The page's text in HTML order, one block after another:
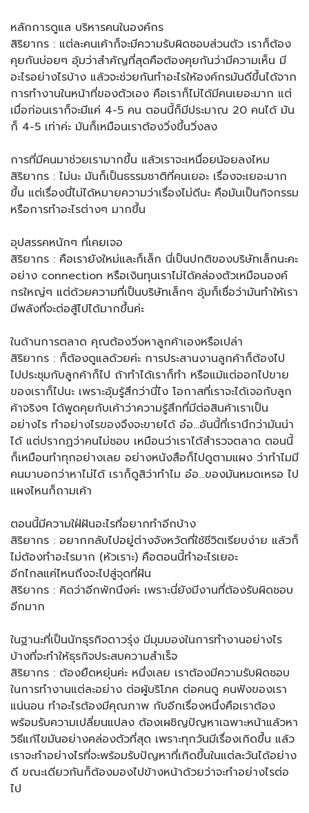
หลักการดูแล บริหารคนในองค์กร
สิริยากร : แต่ละคนเค้าก็จะมีความรับผิดชอบส่วนตัว เราก็ต้อง
คุยกันบ่อยๆ อุ้มว่าสำคัญที่สุดคือต้องคุยกันว่ามีความเห็น มี
อะไรอย่างไรบ้าง แล้วจะช่วยกันทำอะไรให้องค์กรมันดีขึ้นได้จาก
การทำงานในหน้าที่ของตัวเอง คือเราก็ไม่ได้มีคนเยอะมาก แต่
เมื่อก่อนเราก็จะมีแค่ 4-5 คน ตอนนี้ก็มีประมาณ 20 คนได้ มัน
ก็ 4-5 เท่าค่ะ มันก็เหมือนเราต้องวิ่งขึ้นวิ่งลง
การที่มีคนมาช่วยเรามากขึ้น แล้วเราจะเหนื่อยน้อยลงไหม
สิริยากร : ไม่นะ มันก็เป็นธรรมชาติที่คนเยอะ เรื่องจะเยอะมาก
ขึ้น แต่เรื่องนี่ไม่ได้หมายความว่าเรื่องไม่ดีนะ คือมันเป็นกิจกรรม
หรือการทำอะไรต่างๆ มากขึ้น
อุปสรรคหนักๆ ที่เคยเจอ
สิริยากร : คือเรายังใหม่และก็เล็ก นี่เป็นปกติของบริษัทเล็กนะคะ
อย่าง connection หรือเงินทุนเราไม่ได้คล่องตัวเหมือนองค์
กรใหญ่ๆ แต่ด้วยความที่เป็นบริษัทเล็กๆ อุ้มก็เชื่อว่ามันทำให้เรา
มีพลังที่จะต่อสู้ไปได้มากขึ้นค่ะ
ในด้านการตลาด คุณต้องวิ่งหาลูกค้าเองหรือเปล่า
สิริยากร : ก็ต้องดูแลด้วยค่ะ การประสานงานลูกค้าก็ต้องไป
ไปประชุมกับลูกค้าก็ไป ถ้าทำได้เราก็ทำ หรือแม้แต่ออกไปขาย
ของเราก็ไปนะ เพราะอุ้มรู้สึกว่านี่ไง โอกาสที่เราจะได้เจอกับลูก
ค้าจริงๆ ได้พูดคุยกับเค้าว่าความรู้สึกที่มีต่อสินค้าเราเป็น
อย่างไร ทำอย่างไรของจึงจะขายได้ อ๋อ…อันนี้ที่เรานึกว่ามันน่า
ได้ แต่ปรากฏว่าคนไม่ชอบ เหมือนว่าเราได้สำรวจตลาด ตอนนี้
ก็เหมือนทำทุกอย่างเลย อย่างหนังสือก็ไปดูตามแผง ว่าทำไมมี
คนมาบอกว่าหาไม่ได้ เราก็ดูสิว่าทำไม อ๋อ…ของมันหมดเหรอ ไป
แผงไหนก็ถามเค้า
ตอนนี้มีความใฝ่ฝันอะไรที่อยากทำอีกบ้าง
สิริยากร : อยากกลับไปอยู่ต่างจังหวัดที่ใช้ชีวิตเรียบง่าย แล้วก็
ไม่ต้องทำอะไรมาก (หัวเราะ) คือตอนนี้ทำอะไรเยอะ
อีกไกลแค่ไหนถึงจะไปสู่จุดที่ฝัน
สิริยากร : คิดว่าอีกพักนึงค่ะ เพราะนี่ยังมีงานที่ต้องรับผิดชอบ
อีกมาก
ในฐานะที่เป็นนักธุรกิจดาวรุ่ง มีมุมมองในการทำงานอย่างไร
บ้างที่จะทำให้ธุรกิจประสบความสำเร็จ
สิริยากร : ต้องยืดหยุ่นค่ะ หนึ่งเลย เราต้องมีความรับผิดชอบ
ในการทำงานแต่ละอย่าง ต่อผู้บริโภค ต่อคนดู คนฟังของเรา
แน่นอน ทำอะไรต้องมีคุณภาพ กับอีกเรื่องหนึ่งคือเราต้อง
พร้อมรับความเปลี่ยนแปลง ต้องเผชิญปัญหาเฉพาะหน้าแล้วหา
วิธีแก้ไขมันอย่างคล่องตัวที่สุด เพราะทุกวันมีเรื่องเกิดขึ้น แล้ว
เราจะทำอย่างไรที่จะพร้อมรับปัญหาที่เกิดขึ้นในแต่ละวันได้อย่าง
ดี ขณะเดียวกันก็ต้องมองไปข้างหน้าด้วยว่าจะทำอย่างไรต่อ
ไป